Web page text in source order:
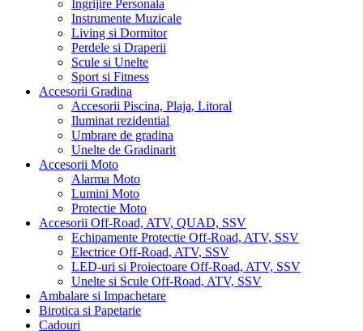
Ingrijire Personala
Instrumente Muzicale
Living si Dormitor
Perdele si Draperii
Scule si Unelte
Sport si Fitness
Accesorii Gradina
Accesorii Piscina, Plaja, Litoral
Iluminat rezidential
Umbrare de gradina
Unelte de Gradinarit
Accesorii Moto
Alarma Moto
Lumini Moto
Protectie Moto
Accesorii Off-Road, ATV, QUAD, SSV
Echipamente Protectie Off-Road, ATV, SSV
Electrice Off-Road, ATV, SSV
LED-uri si Proiectoare Off-Road, ATV, SSV
Unelte si Scule Off-Road, ATV, SSV
Ambalare si Impachetare
Birotica si Papetarie
Cadouri